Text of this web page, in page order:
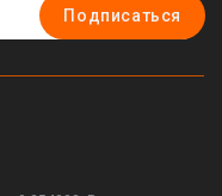
Подписаться